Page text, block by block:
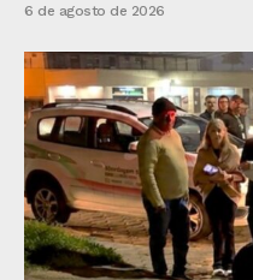
6 de agosto de 2026